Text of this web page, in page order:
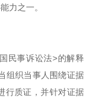
力之一。
民事诉讼法>的解释
组织当事人围绕证据
行质证，并针对证据